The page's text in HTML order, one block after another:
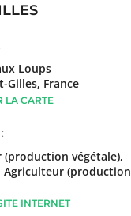
Loups
Gilles, France
LA CARTE
végétale),
Agriculteur (production
INTERNET